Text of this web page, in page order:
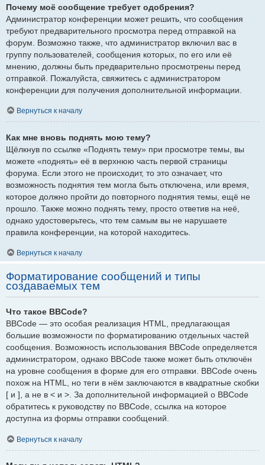
Почему моё сообщение требует одобрения?
Администратор конференции может решить, что сообщения
требуют предварительного просмотра перед отправкой на
форум. Возможно также, что администратор включил вас в
группу пользователей, сообщения которых, по его или её
мнению, должны быть предварительно просмотрены перед
отправкой. Пожалуйста, свяжитесь с администратором
конференции для получения дополнительной информации.
Вернуться к началу
Как мне вновь поднять мою тему?
Щёлкнув по ссылке «Поднять тему» при просмотре темы, вы
можете «поднять» её в верхнюю часть первой страницы
форума. Если этого не происходит, то это означает, что
возможность поднятия тем могла быть отключена, или время,
которое должно пройти до повторного поднятия темы, ещё не
прошло. Также можно поднять тему, просто ответив на неё,
однако удостоверьтесь, что тем самым вы не нарушаете
правила конференции, на которой находитесь.
Вернуться к началу
Форматирование сообщений и типы
создаваемых тем
Что такое BBCode?
BBCode — это особая реализация HTML, предлагающая
большие возможности по форматированию отдельных частей
сообщения. Возможность использования BBCode определяется
администратором, однако BBCode также может быть отключён
на уровне сообщения в форме для его отправки. BBCode очень
похож на HTML, но теги в нём заключаются в квадратные скобки
[ и ], а не в < и >. За дополнительной информацией о BBCode
обратитесь к руководству по BBCode, ссылка на которое
доступна из формы отправки сообщений.
Вернуться к началу